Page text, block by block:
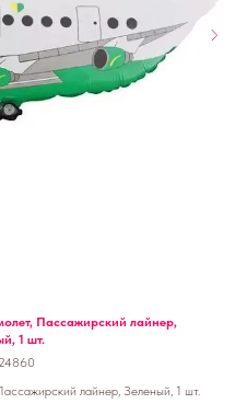
Пассажирский лайнер,
1 шт.
24860
лайнер, Зеленый, 1 шт.